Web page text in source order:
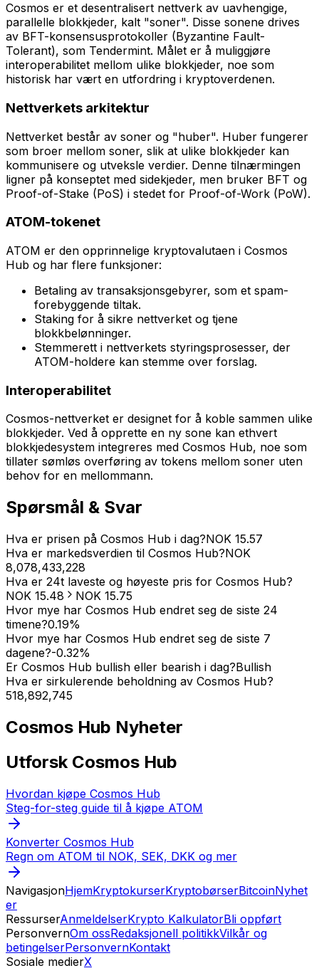
Cosmos er et desentralisert nettverk av uavhengige,
parallelle blokkjeder, kalt "soner". Disse sonene drives
av BFT-konsensusprotokoller (Byzantine Fault-
Tolerant), som Tendermint. Målet er å muliggjøre
interoperabilitet mellom ulike blokkjeder, noe som
historisk har vært en utfordring i kryptoverdenen.
Nettverkets arkitektur
Nettverket består av soner og "huber". Huber fungerer
som broer mellom soner, slik at ulike blokkjeder kan
kommunisere og utveksle verdier. Denne tilnærmingen
ligner på konseptet med sidekjeder, men bruker BFT og
Proof-of-Stake (PoS) i stedet for Proof-of-Work (PoW).
ATOM-tokenet
ATOM er den opprinnelige kryptovalutaen i Cosmos
Hub og har flere funksjoner:
Betaling av transaksjonsgebyrer, som et spam-
forebyggende tiltak.
Staking for å sikre nettverket og tjene
blokkbelønninger.
Stemmerett i nettverkets styringsprosesser, der
ATOM-holdere kan stemme over forslag.
Interoperabilitet
Cosmos-nettverket er designet for å koble sammen ulike
blokkjeder. Ved å opprette en ny sone kan ethvert
blokkjedesystem integreres med Cosmos Hub, noe som
tillater sømløs overføring av tokens mellom soner uten
behov for en mellommann.
Spørsmål & Svar
Hva er prisen på Cosmos Hub i dag?NOK 15.57
Hva er markedsverdien til Cosmos Hub?NOK
8,078,433,228
Hva er 24t laveste og høyeste pris for Cosmos Hub?
NOK 15.48 NOK 15.75
Hvor mye har Cosmos Hub endret seg de siste 24
timene?0.19%
Hvor mye har Cosmos Hub endret seg de siste 7
dagene?-0.32%
Er Cosmos Hub bullish eller bearish i dag?Bullish
Hva er sirkulerende beholdning av Cosmos Hub?
518,892,745
Cosmos Hub Nyheter
Utforsk Cosmos Hub
Hvordan kjøpe Cosmos Hub
Steg-for-steg guide til å kjøpe ATOM
Konverter Cosmos Hub
Regn om ATOM til NOK, SEK, DKK og mer
NavigasjonHjemKryptokurserKryptobørserBitcoinNyhet
er
RessurserAnmeldelserKrypto KalkulatorBli oppført
PersonvernOm ossRedaksjonell politikkVilkår og
betingelserPersonvernKontakt
Sosiale medierX